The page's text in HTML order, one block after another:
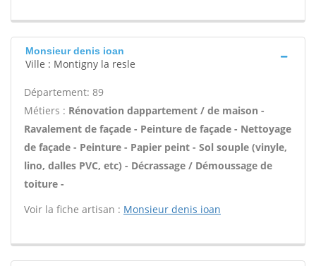
Monsieur denis ioan
Ville : Montigny la resle
Département: 89
Métiers : Rénovation dappartement / de maison -
Ravalement de façade - Peinture de façade - Nettoyage
de façade - Peinture - Papier peint - Sol souple (vinyle,
lino, dalles PVC, etc) - Décrassage / Démoussage de
toiture -
Voir la fiche artisan : Monsieur denis ioan